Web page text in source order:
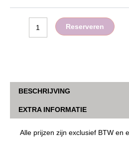
Reserveren
BESCHRIJVING
EXTRA INFORMATIE
Alle prijzen zijn exclusief BTW en